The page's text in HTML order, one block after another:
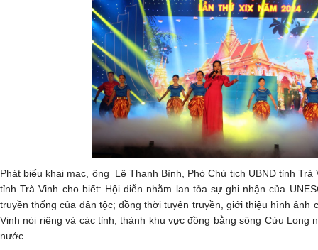
Phát biểu khai mạc, ông Lê Thanh Bình, Phó Chủ tịch UBND tỉnh Trà
tỉnh Trà Vinh cho biết: Hội diễn nhằm lan tỏa sự ghi nhận của
truyền thống của dân tộc; đồng thời tuyên truyền, giới thiệu hình ảnh
Vinh nói riêng và các tỉnh, thành khu vực đồng bằng sông Cửu Long
nước.